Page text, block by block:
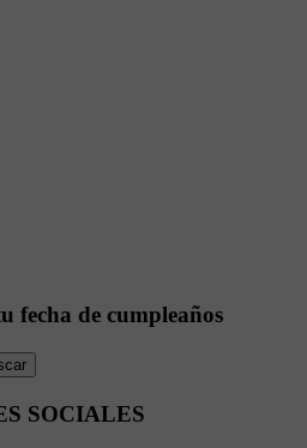
fecha de cumpleaños
SOCIALES